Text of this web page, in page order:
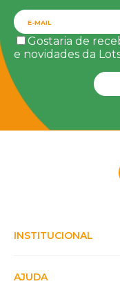
Gostaria de
e novidades da
INSTITUCIONAL
AJUDA